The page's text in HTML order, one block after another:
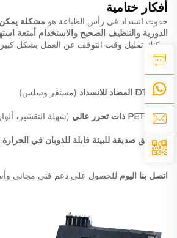
أفكار ختامية
حدوث انسداد في رأس الطباعة هو مشكلة يمكن
الدورية والتنظيف الصحيح والاستخدام أمتعة
يمكنك تقليل وقت التوقف عن العمل بشكل كبير
نقدم:
حبر DTF المضاد للانسداد (مستقر وسلس)
أغشية PET ذات تحرر عالي (سهلة التقشير،
مساحيق صديقة للبيئة قابلة للذوبان في الحرارة
ناعم)
اتصل بنا اليوم للحصول على دعم فني مجاني